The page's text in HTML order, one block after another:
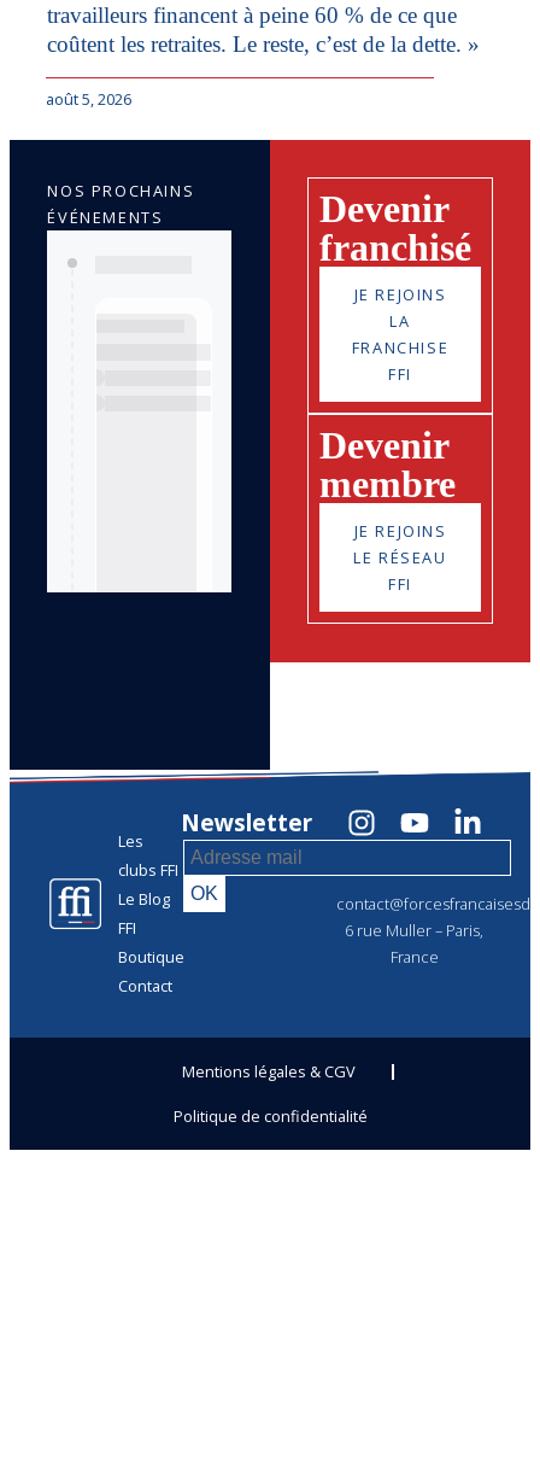
travailleurs financent à peine 60 % de ce que
coûtent les retraites. Le reste, c’est de la dette. »
août 5, 2026
Devenir
franchisé
JE REJOINS
LA
FRANCHISE
FFI
Devenir
membre
JE REJOINS
LE RÉSEAU
FFI
NOS PROCHAINS
ÉVÉNEMENTS
Les
clubs FFI
Le Blog
FFI
Boutique
Contact
6 rue Muller – Paris,
France
Newsletter
Mentions légales & CGV
Politique de confidentialité